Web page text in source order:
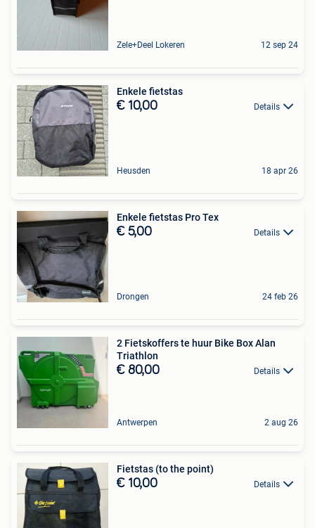
Zele+Deel Lokeren 12 sep 24
Enkele fietstas
€ 10,00 Details
Heusden 18 apr 26
Enkele fietstas Pro Tex
€ 5,00 Details
Drongen 24 feb 26
2 Fietskoffers te huur Bike Box Alan
Triathlon
€ 80,00 Details
Antwerpen 2 aug 26
Fietstas (to the point)
€ 10,00 Details